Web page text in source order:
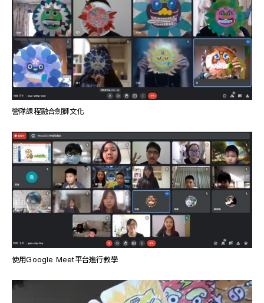
營隊課程融合劍獅文化
使用Google Meet平台進行教學